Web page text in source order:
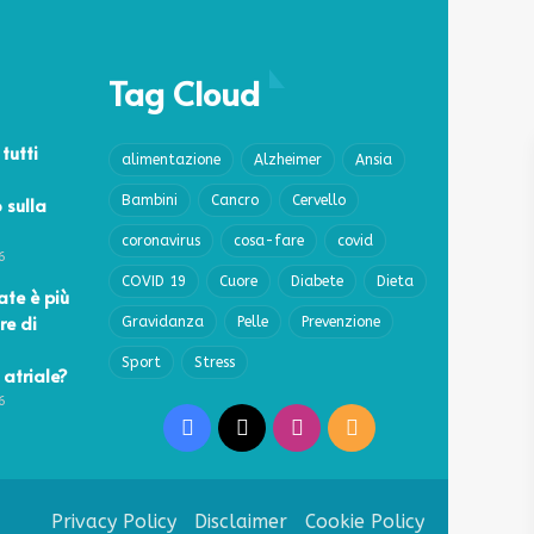
tutti
sulla
è più
di
Tag Cloud
alimentazione Alzheimer Ansia
Bambini Cancro Cervello
coronavirus cosa-fare covid
COVID 19 Cuore Diabete Dieta
Gravidanza Pelle Prevenzione
Sport Stress
Facebook Instagram
RSS
Privacy Policy Disclaimer Cookie Policy